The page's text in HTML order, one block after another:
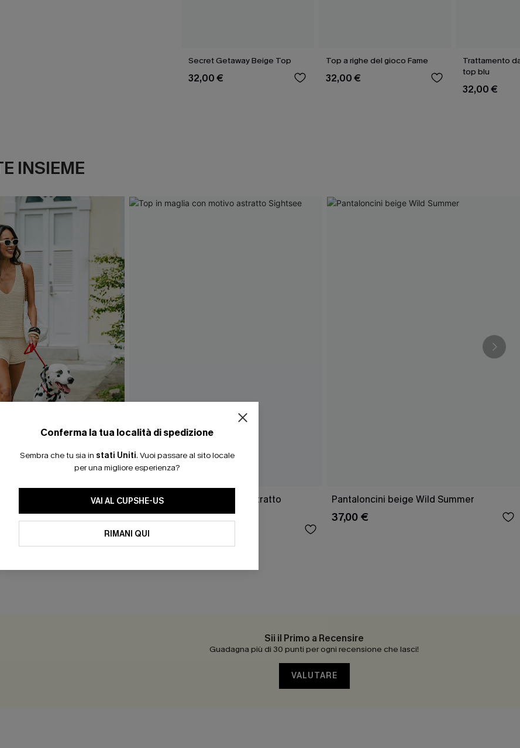
Secret Getaway Beige Top
32,00 €
Top a righe del gioco Fame
32,00 €
Trattamento
top blu
32,00 €
INSIEME
the Ice
Top in maglia con motivo astratto
Sightsee
40,00 €
Pantaloncini beige Wild Summer
37,00 €
Sii il Primo a Recensire
Guadagna più di 30 punti per ogni recensione che lasci!
VALUTARE
Conferma la tua località di spedizione
Sembra che tu sia in stati Uniti. Vuoi passare al sito locale
per una migliore esperienza?
VAI AL CUPSHE-US
RIMANI QUI